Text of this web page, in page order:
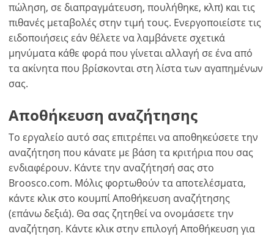
πώληση, σε διαπραγμάτευση, πουλήθηκε, κλπ) και τις
πιθανές μεταβολές στην τιμή τους. Ενεργοποιείστε τις
ειδοποιήσεις εάν θέλετε να λαμβάνετε σχετικά
μηνύματα κάθε φορά που γίνεται αλλαγή σε ένα από
τα ακίνητα που βρίσκονται στη λίστα των αγαπημένων
σας.
Αποθήκευση αναζήτησης
Το εργαλείο αυτό σας επιτρέπει να αποθηκεύσετε την
αναζήτηση που κάνατε με βάση τα κριτήρια που σας
ενδιαφέρουν. Κάντε την αναζήτησή σας στο
Βroosco.com. Μόλις φορτωθούν τα αποτελέσματα,
κάντε κλικ στο κουμπί Αποθήκευση αναζήτησης
(επάνω δεξιά). Θα σας ζητηθεί να ονομάσετε την
αναζήτηση. Κάντε κλικ στην επιλογή Αποθήκευση για